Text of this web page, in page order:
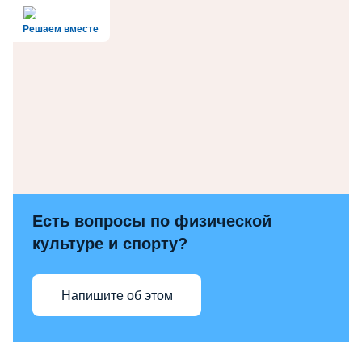
Решаем вместе
Есть вопросы по физической
культуре и спорту?
Напишите об этом